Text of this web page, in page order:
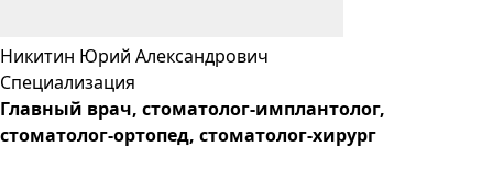
Никитин Юрий Александрович
Специализация
Главный врач, cтоматолог-имплантолог,
стоматолог-ортопед, стоматолог-хирург